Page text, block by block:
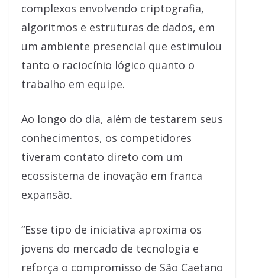
complexos envolvendo criptografia,
algoritmos e estruturas de dados, em
um ambiente presencial que estimulou
tanto o raciocínio lógico quanto o
trabalho em equipe.
Ao longo do dia, além de testarem seus
conhecimentos, os competidores
tiveram contato direto com um
ecossistema de inovação em franca
expansão.
“Esse tipo de iniciativa aproxima os
jovens do mercado de tecnologia e
reforça o compromisso de São Caetano